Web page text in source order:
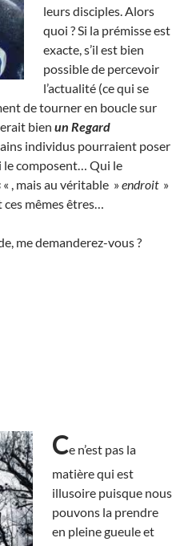
leurs disciples. Alors
quoi ? Si la prémisse est
exacte, s’il est bien
possible de percevoir
l’actualité (ce qui se
de tourner en boucle sur
bien un Regard
individus pourraient poser
le composent… Qui le
« , mais au véritable »endroit »
mêmes êtres…
me demanderez-vous ?
Ce n’est pas la
matière qui est
illusoire puisque nous
pouvons la prendre
en pleine gueule et